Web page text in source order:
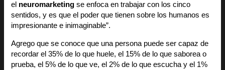
el neuromarketing se enfoca en trabajar con los cinco
sentidos, y es que el poder que tienen sobre los humanos es
impresionante e inimaginable”.
Agrego que se conoce que una persona puede ser capaz de
recordar el 35% de lo que huele, el 15% de lo que saborea o
prueba, el 5% de lo que ve, el 2% de lo que escucha y el 1%